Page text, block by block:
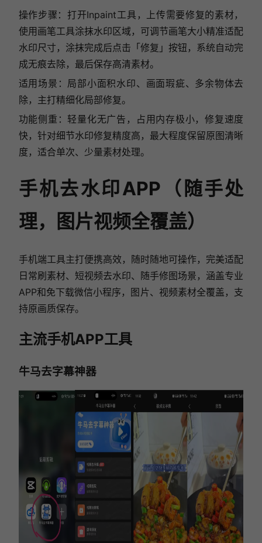
操作步骤：打开Inpaint工具，上传需要修复的素材，
使用画笔工具涂抹水印区域，可调节画笔大小精准适配
水印尺寸，涂抹完成后点击「修复」按钮，系统自动完
成无痕去除，最后保存高清素材。
适用场景：局部小面积水印、画面瑕疵、多余物体去
除，主打精细化局部修复。
功能侧重：轻量化无广告，占用内存极小，修复速度
快，针对细节水印修复精度高，最大程度保留原图清晰
度，适合单次、少量素材处理。
手机去水印APP（随手处
理，图片视频全覆盖）
手机端工具主打便携高效，随时随地可操作，完美适配
日常刷素材、短视频去水印、随手修图场景，涵盖专业
APP和免下载微信小程序，图片、视频素材全覆盖，支
持原画质保存。
主流手机APP工具
牛马去字幕神器